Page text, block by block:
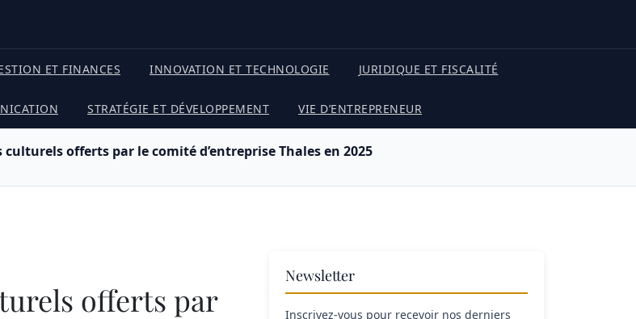
ET FINANCES INNOVATION ET TECHNOLOGIE JURIDIQUE ET FISCALITÉ
STRATÉGIE ET DÉVELOPPEMENT VIE D’ENTREPRENEUR
offerts par le comité d’entreprise Thales en 2025
offerts par
Newsletter
Inscrivez-vous pour recevoir nos derniers